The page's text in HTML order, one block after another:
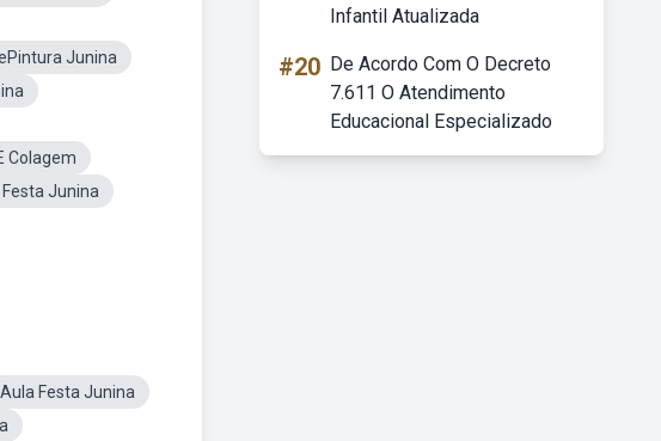
Junina
Colagem
Junina
Festa Junina
Infantil Atualizada
#20 De Acordo Com O Decreto
7.611 O Atendimento
Educacional Especializado